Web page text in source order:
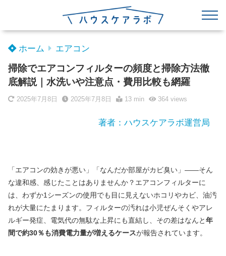
ホーム エアコン
掃除でエアコンフィルターの頻度と掃除方法徹
底解説｜水洗いや注意点・費用比較も網羅
2025年7月8日 2025年7月8日 13 min 364views
著者：ハウスケアラボ運営局
「エアコンの効きが悪い」「なんだか部屋がカビ臭い」――そん
な違和感、感じたことはありませんか？エアコンフィルターに
は、わずか1シーズンの使用でも目に見えないホコリやカビ、油汚
れが大量にたまります。フィルターの汚れは小児ぜんそくやアレ
ルギー発症、電気代の無駄な上昇にも直結し、その差はなんと年
間で約30％も消費電力量が増えるケースが報告されています。